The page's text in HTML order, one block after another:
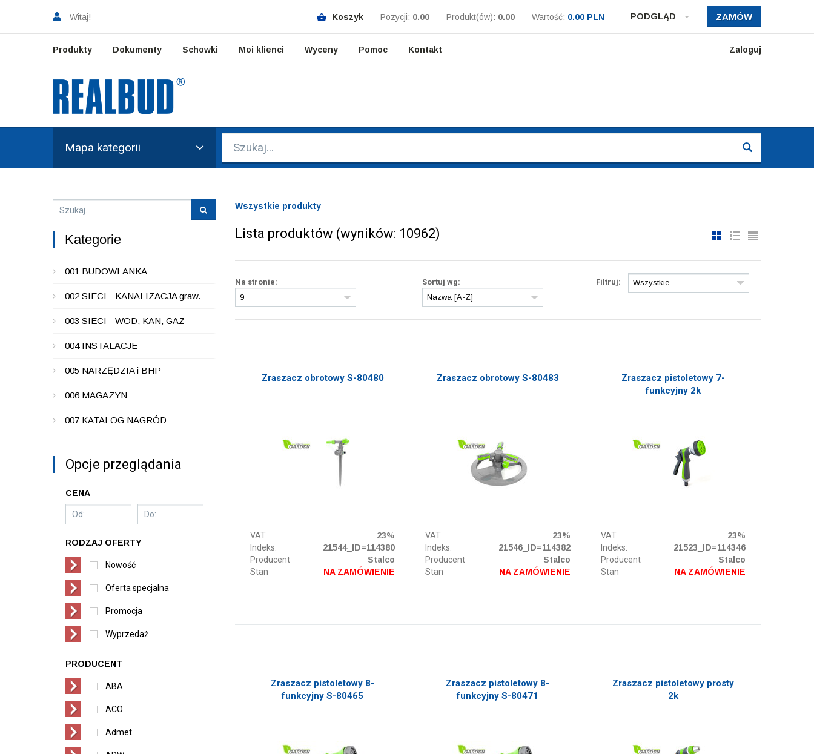
Witaj! Koszyk Pozycji: 0.00 Produkt(ów): 0.00 Wartość: 0.00 PLN PODGLĄD ZAMÓW
Produkty Dokumenty Schowki Moi klienci Wyceny Pomoc Kontakt Zaloguj
Mapa kategorii
Kategorie
001 BUDOWLANKA
002 SIECI - KANALIZACJA graw.
003 SIECI - WOD, KAN, GAZ
004 INSTALACJE
005 NARZĘDZIA i BHP
006 MAGAZYN
007 KATALOG NAGRÓD
Opcje przeglądania
CENA
RODZAJ OFERTY
Nowość
Oferta specjalna
Promocja
Wyprzedaż
PRODUCENT
ABA
ACO
Admet
Wszystkie produkty
Lista produktów (wyników: 10962)
Na stronie: Sortuj wg: Filtruj:
Zraszacz obrotowy S-80480
VAT
23%
Indeks:
21544_ID=114380
Producent
Stalco
Stan
NA ZAMÓWIENIE
Zraszacz obrotowy S-80483
VAT
23%
Indeks:
21546_ID=114382
Producent
Stalco
Stan
NA ZAMÓWIENIE
Zraszacz pistoletowy 7-
funkcyjny 2k
VAT
23%
Indeks:
21523_ID=114346
Producent
Stalco
Stan
NA ZAMÓWIENIE
Zraszacz pistoletowy 8-
funkcyjny S-80465
Zraszacz pistoletowy 8-
funkcyjny S-80471
Zraszacz pistoletowy prosty
2k